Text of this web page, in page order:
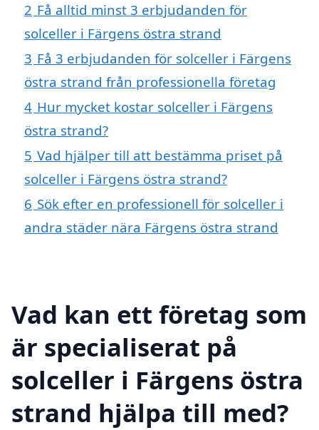
2 Få alltid minst 3 erbjudanden för
solceller i Färgens östra strand
3 Få 3 erbjudanden för solceller i Färgens
östra strand från professionella företag
4 Hur mycket kostar solceller i Färgens
östra strand?
5 Vad hjälper till att bestämma priset på
solceller i Färgens östra strand?
6 Sök efter en professionell för solceller i
andra städer nära Färgens östra strand
Vad kan ett företag som
är specialiserat på
solceller i Färgens östra
strand hjälpa till med?